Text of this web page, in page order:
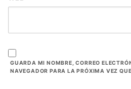
GUARDA MI NOMBRE, CORREO
NAVEGADOR PARA LA PRÓXIMA VEZ